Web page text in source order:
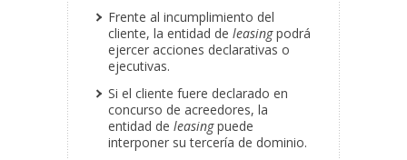
Frente al incumplimiento del
cliente, la entidad de leasingpodrá
ejercer acciones declarativas o
ejecutivas.
Si el cliente fuere declarado en
concurso de acreedores, la
entidad de leasingpuede
interponer su tercería de dominio.